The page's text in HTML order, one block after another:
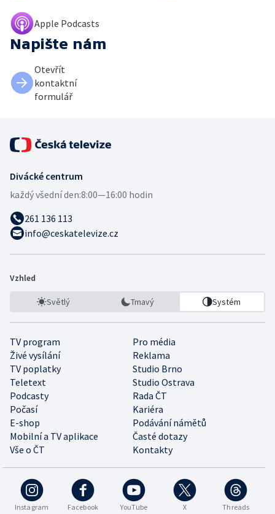
Apple Podcasts
Napište nám
Otevřít
kontaktní
formulář
Divácké centrum
každý všední den:8:00—16:00 hodin
261 136 113
info@ceskatelevize.cz
Vzhled
Světlý Tmavý Systém
TV program
Pro média
Živé vysílání
Reklama
TV poplatky
Studio Brno
Teletext
Studio Ostrava
Podcasty
Rada ČT
Počasí
Kariéra
E-shop
Podávání námětů
Mobilní a TV aplikace
Časté dotazy
Vše o ČT
Kontakty
Instagram Facebook YouTube X Threads